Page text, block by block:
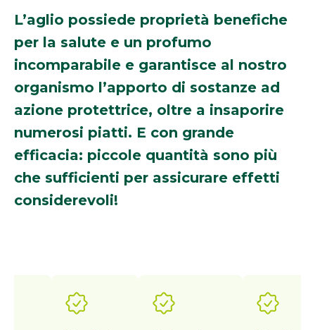
L’aglio possiede proprietà benefiche
per la salute e un profumo
incomparabile e garantisce al nostro
organismo l’apporto di sostanze ad
azione protettrice, oltre a insaporire
numerosi piatti. E con grande
efficacia: piccole quantità sono più
che sufficienti per assicurare effetti
considerevoli!